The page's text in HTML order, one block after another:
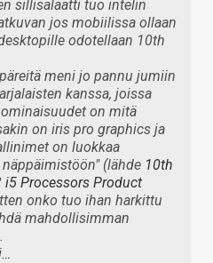
sillisalaatti tuo intelin
jos mobiilissa ollaan
odotellaan 10th
meni jo pannu jumiin
kanssa, joissa
on mitä
on iris pro graphics ja
on luokkaa
(lähde 10th
i5 Processors Product
onko tuo ihan harkittu
mahdollisimman